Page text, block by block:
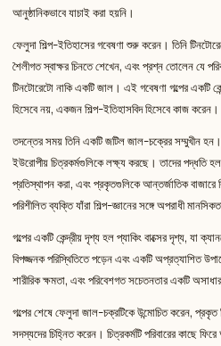
আনুষ্ঠানিকভাবে যাচাই করা হয়নি।
ফেলুদা শিল্প-ইতিহাসের গবেষণা শুরু করেন। তিনি
শৈলীগত স্বাক্ষর চিনতে শেখেন, এবং প্রশ্ন তোলেন যে
টিনটোরেটো নাকি একটি জাল। এই গবেষণা গল্পের একটি
হিসেবে নয়, একজন শিল্প-ইতিহাসবিদ হিসেবে কাজ করেন।
তদন্তের সময় তিনি একটি জটিল জাল-চক্রের সম্মুখীন হন।
ইউরোপীয় চিত্রকর্মগুলিকে লক্ষ্য করছে। তাদের পদ্ধতি
প্রতিস্থাপন করা, এবং প্রকৃতগুলিকে আন্তর্জাতিক
পরিশীলিত ব্যক্তি যাঁরা শিল্প-জ্ঞানের সঙ্গে অপরাধী
গল্পের একটি কেন্দ্রীয় দৃশ্য হল প্যাকিং বাক্সের দৃশ্য, যা
বিপজ্জনক পরিস্থিতিতে পড়েন এবং একটি অপ্রত্যাশিত
শারীরিক ক্ষমতা, এবং পরিবেশগত সচেতনতার একটি
গল্পের শেষে ফেলুদা জাল-চক্রটিকে উন্মোচিত করেন, প্রকৃত
সদস্যদের চিহ্নিত করেন। চিত্রকর্মটি পরিবারের কাছে